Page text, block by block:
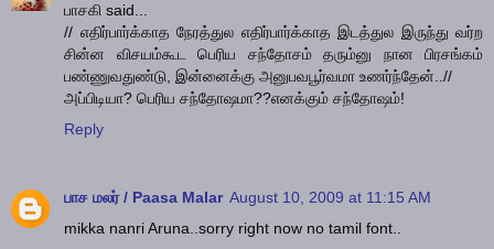
பாசகி said...
// எதிர்பார்க்காத நேரத்துல எதிர்பார்க்காத இடத்துல இருந்து வர்ற
சின்ன விசயம்கூட பெரிய சந்தோசம் தரும்னு நான பிரசங்கம்
பண்ணுவதுண்டு, இன்னைக்கு அனுபவபூர்வமா உணர்ந்தேன்..//
அப்பிடியா? பெரிய சந்தோஷமா??எனக்கும் சந்தோஷம்!
Reply
பாச மலர் / Paasa Malar August 10, 2009 at 11:15 AM
mikka nanri Aruna..sorry right now no tamil font..